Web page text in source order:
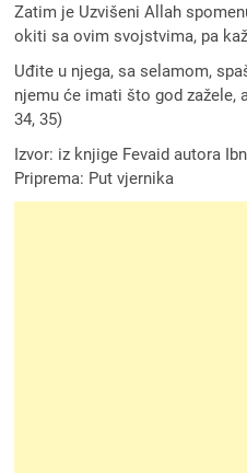
Zatim je Uzvišeni Allah
okiti sa ovim svojstvima, pa
Uđite u njega, sa selamom,
njemu će imati što god zažele,
34, 35)
Izvor: iz knjige Fevaid autora
Priprema: Put vjernika